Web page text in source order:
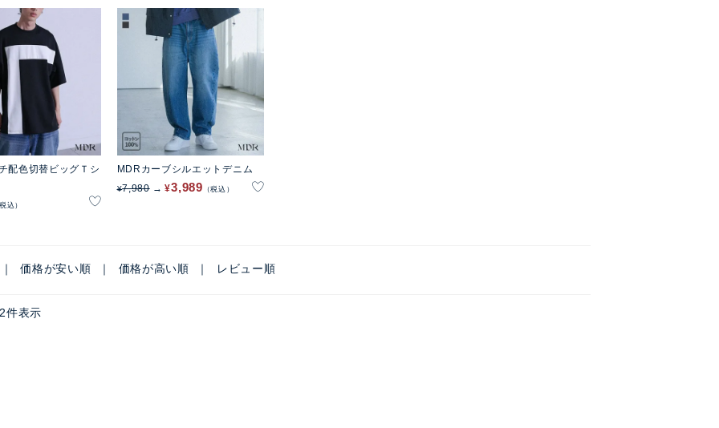
配色切替ビッグＴシ
込
MDRカーブシルエットデニム
¥7,980 ¥3,989 税込
価格が安い順 価格が高い順 レビュー順
2件表示